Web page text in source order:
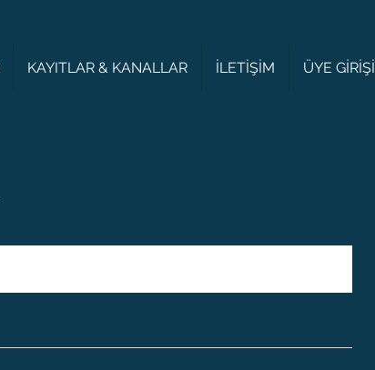
KAYITLAR & KANALLAR İLETİŞİM ÜYE GİRİŞİ